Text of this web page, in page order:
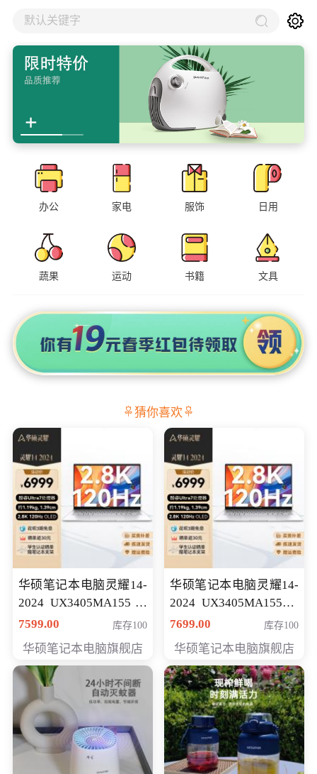
默认关键字
办公 家电 服饰 日用
蔬果 运动 书籍 文具
猜你喜欢
华硕笔记本电脑灵耀14-
2024 UX3405MA155冰
川银 oled 智慧轻薄本 会
7599.00 库存100
华硕笔记本电脑旗舰店
华硕笔记本电脑灵耀14-
2024 UX3405MA155夜
空蓝 oled 智慧轻薄本 会
7699.00 库存100
华硕笔记本电脑旗舰店